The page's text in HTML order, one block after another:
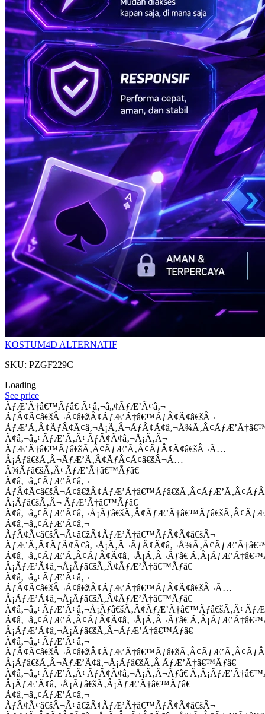
KOSTUM4D ALTERNATIF
SKU: PZGF229C
Loading
See price
ÃƒÆ’Ã†â€™Ãƒâ€ Ã¢â‚¬â„¢ÃƒÆ’Ã¢â‚¬
ÃƒÂ¢Ã¢â€šÂ¬Ã¢â€žÂ¢ÃƒÆ’Ã†â€™ÃƒÂ¢Ã¢â€šÂ¬
Ã¢â‚¬â„¢ÃƒÆ’Ã‚Â¢ÃƒÂ¢Ã¢â‚¬Å¡Ã‚Â¬
ÃƒÆ’Ã†â€™Ãƒâ€šÃ‚Â¢ÃƒÆ’Ã‚Â¢ÃƒÂ¢Ã¢â€šÂ¬Ã…
Â¡Ãƒâ€šÃ‚Â¬ÃƒÆ’Ã‚Â¢ÃƒÂ¢Ã¢â€šÂ¬Ã…
Â¾Ãƒâ€šÃ‚Â¢ÃƒÆ’Ã†â€™Ãƒâ€
Ã¢â‚¬â„¢ÃƒÆ’Ã¢â‚¬
Â¡Ãƒâ€šÃ‚Â¬ ÃƒÆ’Ã†â€™Ãƒâ€
Ã¢â‚¬â„¢ÃƒÆ’Ã¢â‚¬
ÃƒÂ¢Ã¢â€šÂ¬Ã¢â€žÂ¢ÃƒÆ’Ã†â€™ÃƒÂ¢Ã¢â€šÂ¬
Â¡ÃƒÆ’Ã¢â‚¬Å¡Ãƒâ€šÃ‚Â¢ÃƒÆ’Ã†â€™Ãƒâ€
Ã¢â‚¬â„¢ÃƒÆ’Ã¢â‚¬
ÃƒÂ¢Ã¢â€šÂ¬Ã¢â€žÂ¢ÃƒÆ’Ã†â€™ÃƒÂ¢Ã¢â€šÂ¬Ã…
Â¡ÃƒÆ’Ã¢â‚¬Å¡Ãƒâ€šÃ‚Â¢ÃƒÆ’Ã†â€™Ãƒâ€
Â¡ÃƒÆ’Ã¢â‚¬Å¡Ãƒâ€šÃ‚Â¬ÃƒÆ’Ã†â€™Ãƒâ€
Ã¢â‚¬â„¢ÃƒÆ’Ã¢â‚¬
Â¡Ãƒâ€šÃ‚Â¬ÃƒÆ’Ã¢â‚¬Å¡Ãƒâ€šÃ‚Â¦ÃƒÆ’Ã†â€™Ãƒâ€
Â¡ÃƒÆ’Ã¢â‚¬Å¡Ãƒâ€šÃ‚Â¡ÃƒÆ’Ã†â€™Ãƒâ€
Ã¢â‚¬â„¢ÃƒÆ’Ã¢â‚¬
ÃƒÂ¢Ã¢â€šÂ¬Ã¢â€žÂ¢ÃƒÆ’Ã†â€™ÃƒÂ¢Ã¢â€šÂ¬